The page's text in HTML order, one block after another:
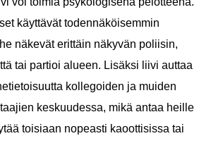
käyttävät todennäköisemmin
näkevät erittäin näkyvän poliisin,
tai partioi alueen. Lisäksi liivi auttaa
kollegoiden ja muiden
keskuudessa, mikä antaa heille
toisiaan nopeasti kaoottisissa tai